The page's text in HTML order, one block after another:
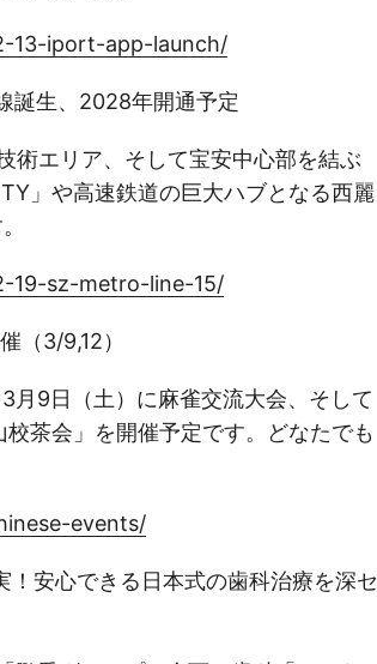
13-iport-app-launch/
誕生、2028年開通予定
術エリア、そして宝安中心部を結ぶ
」や高速鉄道の巨大ハブとなる西麗
19-sz-metro-line-15/
（3/9,12）
月9日（土）に麻雀交流大会、そして
茶会」を開催予定です。どなたでも
events/
安心できる日本式の歯科治療を深セ